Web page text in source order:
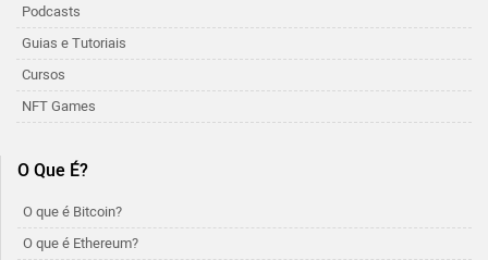
Podcasts
Guias e Tutoriais
Cursos
NFT Games
O Que É?
O que é Bitcoin?
O que é Ethereum?